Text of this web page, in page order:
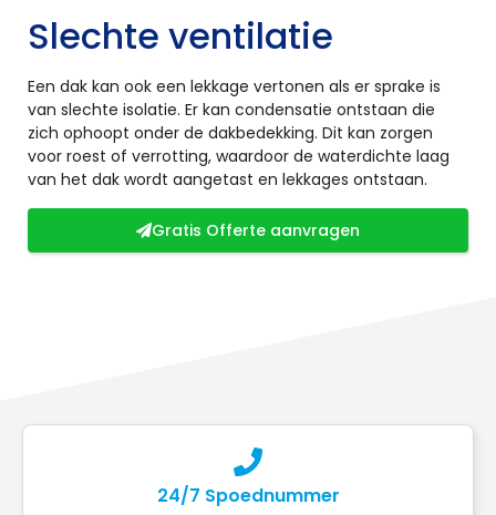
Slechte ventilatie
Een dak kan ook een lekkage vertonen als er sprake is
van slechte isolatie. Er kan condensatie ontstaan die
zich ophoopt onder de dakbedekking. Dit kan zorgen
voor roest of verrotting, waardoor de waterdichte laag
van het dak wordt aangetast en lekkages ontstaan.
Gratis Offerte aanvragen
24/7 Spoednummer